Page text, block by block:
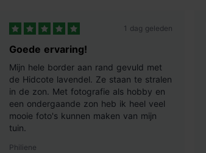
1 dag geleden
Goede ervaring!
Mijn hele border aan rand gevuld met
de Hidcote lavendel. Ze staan te stralen
in de zon. Met fotografie als hobby en
een ondergaande zon heb ik heel veel
mooie foto's kunnen maken van mijn
tuin.
Philiene